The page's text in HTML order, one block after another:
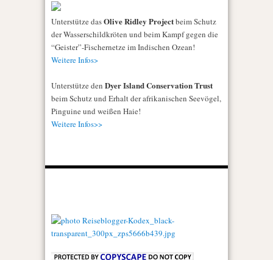
Unterstütze dasOlive Ridley Projectbeim Schutz
der Wasserschildkröten und beim Kampf gegen die
“Geister”-Fischernetze im Indischen Ozean!
Weitere Infos>
Unterstütze den Dyer Island Conservation Trust
beim Schutz und Erhalt der afrikanischen Seevögel,
Pinguine und weißen Haie!
Weitere Infos>>